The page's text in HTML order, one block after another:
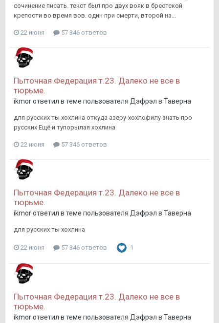
сочинение писать. текст был про двух вояк в брестской
крепости во время вов. один при смерти, второй на...
22 июня 57 346 ответов
Пыточная Федерация т.23. Далеко не все в
тюрьме.
ikmorответил в теме пользователя Дэфрэл в Таверна
для русских ты хохлина откуда азеру-хохлофилу знать про
русских Ещё и тупорылая хохлина
22 июня 57 346 ответов
Пыточная Федерация т.23. Далеко не все в
тюрьме.
ikmorответил в теме пользователя Дэфрэл в Таверна
для русских ты хохлина
22 июня 57 346 ответов 1
Пыточная Федерация т.23. Далеко не все в
тюрьме.
ikmorответил в теме пользователя Дэфрэл в Таверна